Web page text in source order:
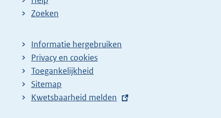
Zoeken
Informatie hergebruiken
Privacy en cookies
Toegankelijkheid
Sitemap
E
Kwetsbaarheid melden